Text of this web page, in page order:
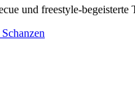
und freestyle-